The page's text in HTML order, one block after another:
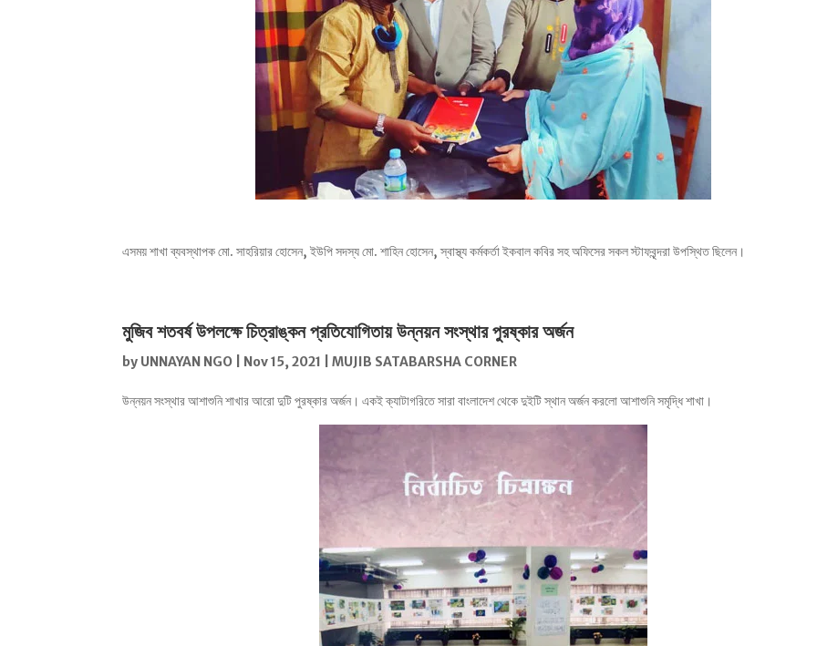
এসময় শাখা ব্যবস্থাপক মো. সাহরিয়ার হোসেন, ইউপি সদস্য মো. শাহিন হোসেন, স্বাস্থ্য কর্মকর্তা ইকবাল কবির সহ অফিসের সকল স্টাফবৃন্দরা উপস্থিত ছিলেন।
মুজিব শতবর্ষ উপলক্ষে চিত্রাঙ্কন প্রতিযোগিতায় উন্নয়ন সংস্থার পুরষ্কার অর্জন
by UNNAYAN NGO Nov 15, 2021 |MUJIB SATABARSHA CORNER
উন্নয়ন সংস্থার আশাশুনি শাখার আরো দুটি পুরষ্কার অর্জন। একই ক্যাটাগরিতে সারা বাংলাদেশ থেকে দুইটি স্থান অর্জন করলো আশাশুনি সমৃদ্ধি শাখা।